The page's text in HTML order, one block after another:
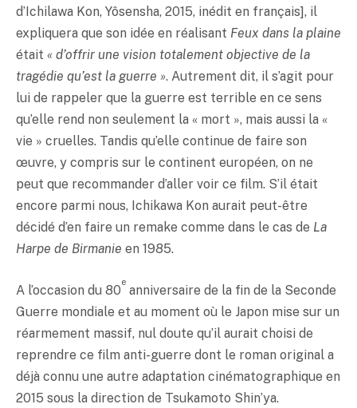
d’Ichilawa Kon, Yôsensha, 2015, inédit en français], il
expliquera que son idée en réalisant Feux dans la plaine
était « d’offrir une vision totalement objective de la
tragédie qu’est la guerre ». Autrement dit, il s’agit pour
lui de rappeler que la guerre est terrible en ce sens
qu’elle rend non seulement la « mort », mais aussi la «
vie » cruelles. Tandis qu’elle continue de faire son
œuvre, y compris sur le continent européen, on ne
peut que recommander d’aller voir ce film. S’il était
encore parmi nous, Ichikawa Kon aurait peut-être
décidé d’en faire un remake comme dans le cas de La
Harpe de Birmanie en 1985.
A l’occasion du 80
e
anniversaire de la fin de la Seconde
Guerre mondiale et au moment où le Japon mise sur un
réarmement massif, nul doute qu’il aurait choisi de
reprendre ce film anti-guerre dont le roman original a
déjà connu une autre adaptation cinématographique en
2015 sous la direction de Tsukamoto Shin’ya.